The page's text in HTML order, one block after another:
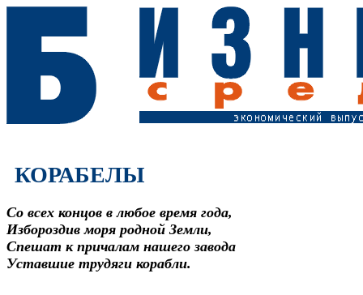
КОРАБЕЛЫ
Со всех концов в любое время года,
Избороздив моря родной Земли,
Спешат к причалам нашего завода
Уставшие трудяги корабли.